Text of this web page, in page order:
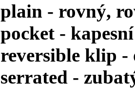
plain - rovný,
pocket - kapesní
reversible klip
serrated -